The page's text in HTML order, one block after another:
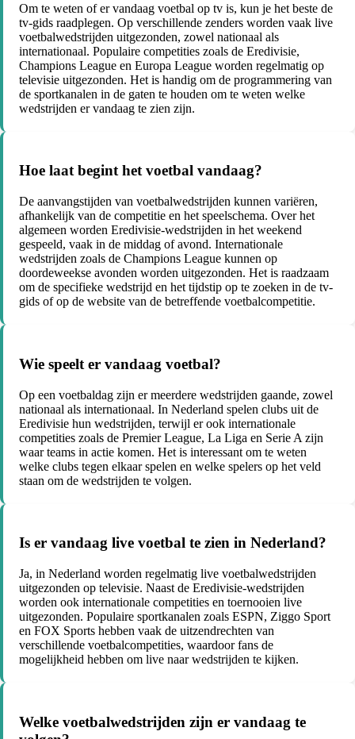
Om te weten of er vandaag voetbal op tv is, kun je het beste de
tv-gids raadplegen. Op verschillende zenders worden vaak live
voetbalwedstrijden uitgezonden, zowel nationaal als
internationaal. Populaire competities zoals de Eredivisie,
Champions League en Europa League worden regelmatig op
televisie uitgezonden. Het is handig om de programmering van
de sportkanalen in de gaten te houden om te weten welke
wedstrijden er vandaag te zien zijn.
Hoe laat begint het voetbal vandaag?
De aanvangstijden van voetbalwedstrijden kunnen variëren,
afhankelijk van de competitie en het speelschema. Over het
algemeen worden Eredivisie-wedstrijden in het weekend
gespeeld, vaak in de middag of avond. Internationale
wedstrijden zoals de Champions League kunnen op
doordeweekse avonden worden uitgezonden. Het is raadzaam
om de specifieke wedstrijd en het tijdstip op te zoeken in de tv-
gids of op de website van de betreffende voetbalcompetitie.
Wie speelt er vandaag voetbal?
Op een voetbaldag zijn er meerdere wedstrijden gaande, zowel
nationaal als internationaal. In Nederland spelen clubs uit de
Eredivisie hun wedstrijden, terwijl er ook internationale
competities zoals de Premier League, La Liga en Serie A zijn
waar teams in actie komen. Het is interessant om te weten
welke clubs tegen elkaar spelen en welke spelers op het veld
staan om de wedstrijden te volgen.
Is er vandaag live voetbal te zien in Nederland?
Ja, in Nederland worden regelmatig live voetbalwedstrijden
uitgezonden op televisie. Naast de Eredivisie-wedstrijden
worden ook internationale competities en toernooien live
uitgezonden. Populaire sportkanalen zoals ESPN, Ziggo Sport
en FOX Sports hebben vaak de uitzendrechten van
verschillende voetbalcompetities, waardoor fans de
mogelijkheid hebben om live naar wedstrijden te kijken.
Welke voetbalwedstrijden zijn er vandaag te